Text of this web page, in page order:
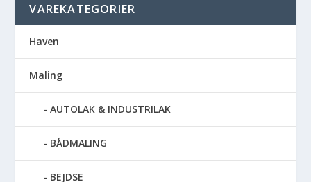
VAREKATEGORIER
Haven
Maling
AUTOLAK & INDUSTRILAK
BÅDMALING
BEJDSE